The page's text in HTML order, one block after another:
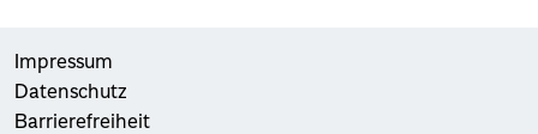
Impressum
Datenschutz
Barrierefreiheit